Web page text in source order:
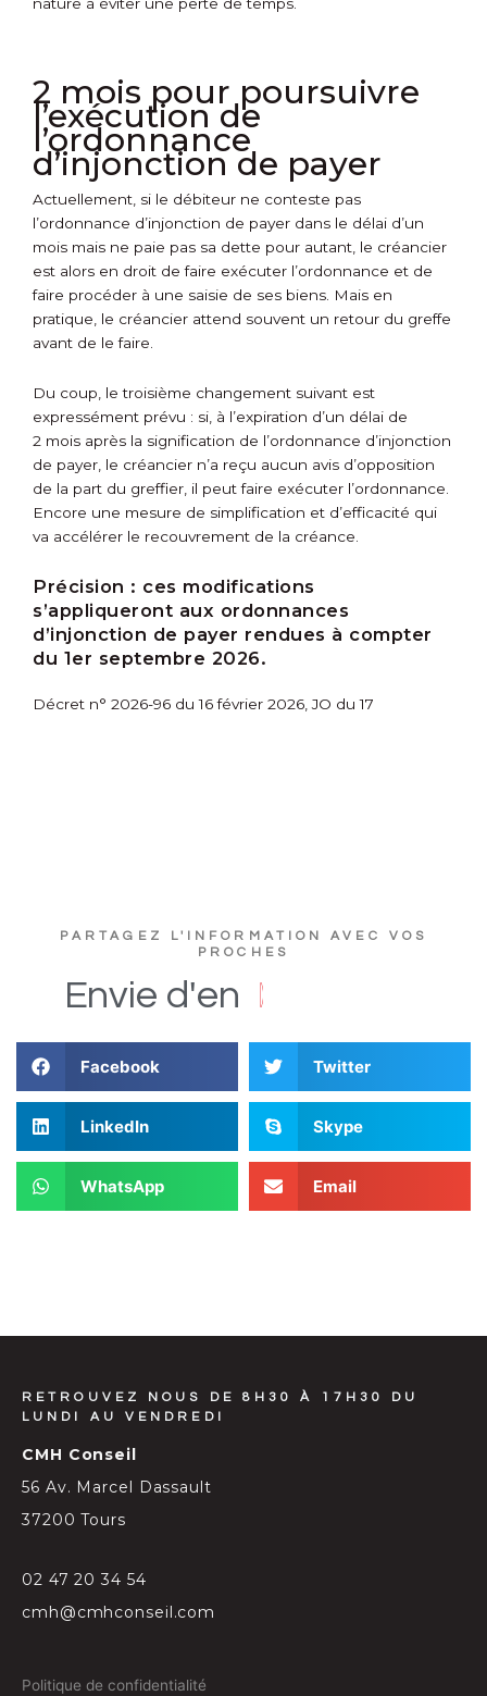
nature à éviter une perte de temps.
2 mois pour poursuivre
l’exécution de
l’ordonnance
d’injonction de payer
Actuellement, si le débiteur ne conteste pas
l’ordonnance d’injonction de payer dans le délai d’un
mois mais ne paie pas sa dette pour autant, le créancier
est alors en droit de faire exécuter l’ordonnance et de
faire procéder à une saisie de ses biens. Mais en
pratique, le créancier attend souvent un retour du greffe
avant de le faire.
Du coup, le troisième changement suivant est
expressément prévu : si, à l’expiration d’un délai de
2 mois après la signification de l’ordonnance d’injonction
de payer, le créancier n’a reçu aucun avis d’opposition
de la part du greffier, il peut faire exécuter l’ordonnance.
Encore une mesure de simplification et d’efficacité qui
va accélérer le recouvrement de la créance.
Précision : ces modifications
s’appliqueront aux ordonnances
d’injonction de payer rendues à compter
du 1er septembre 2026.
Décret n° 2026-96 du 16 février 2026, JO du 17
PARTAGEZ L'INFORMATION AVEC VOS
PROCHES
Envie d'en D
Facebook Twitter
LinkedIn Skype
WhatsApp Email
RETROUVEZ NOUS DE 8H30 À 17H30 DU
LUNDI AU VENDREDI
CMH Conseil
56 Av. Marcel Dassault
37200 Tours
02 47 20 34 54
cmh@cmhconseil.com
Politique de confidentialité